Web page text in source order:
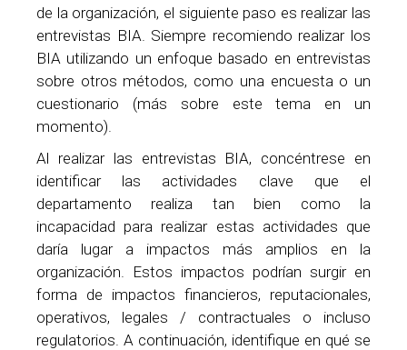
de la organización, el siguiente paso es realizar las
entrevistas BIA. Siempre recomiendo realizar los
BIA utilizando un enfoque basado en entrevistas
sobre otros métodos, como una encuesta o un
cuestionario (más sobre este tema en un
momento).
Al realizar las entrevistas BIA, concéntrese en
identificar las actividades clave que el
departamento realiza tan bien como la
incapacidad para realizar estas actividades que
daría lugar a impactos más amplios en la
organización. Estos impactos podrían surgir en
forma de impactos financieros, reputacionales,
operativos, legales / contractuales o incluso
regulatorios. A continuación, identifique en qué se